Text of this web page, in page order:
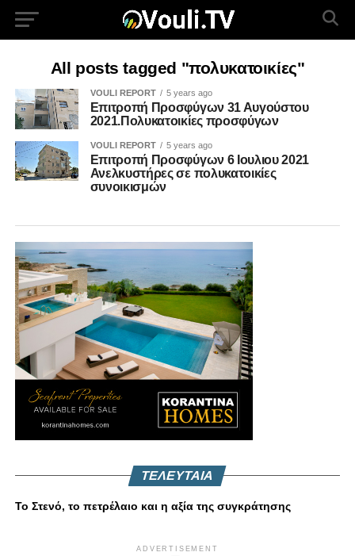
All posts tagged "πολυκατοικίες"
VOULI REPORT 5 years ago
Επιτροπή Προσφύγων 31 Αυγούστου
2021.Πολυκατοικίες προσφύγων
VOULI REPORT 5 years ago
Επιτροπή Προσφύγων 6 Ιουλιου 2021
Ανελκυστήρες σε πολυκατοικίες
συνοικισμών
ΤΕΛΕΥΤΑΙΑ
Το Στενό, το πετρέλαιο και η αξία της συγκράτησης
ADVERTISEMENT